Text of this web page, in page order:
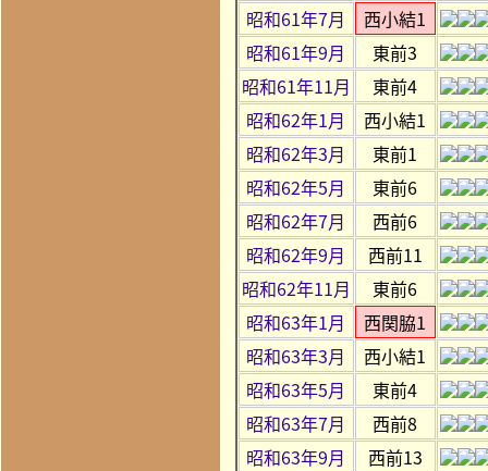
昭和61年7月
西小結1
昭和61年9月
東前3
昭和61年11月
東前4
昭和62年1月
西小結1
昭和62年3月
東前1
昭和62年5月
東前6
昭和62年7月
西前6
昭和62年9月
西前11
昭和62年11月
東前6
昭和63年1月
西関脇1
昭和63年3月
西小結1
昭和63年5月
東前4
昭和63年7月
西前8
昭和63年9月
西前13